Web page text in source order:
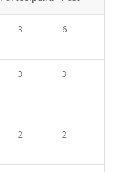
3 6
3 3
2 2